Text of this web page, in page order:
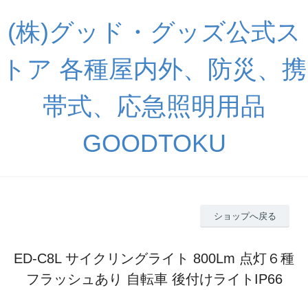
(株)グッド・グッズ公式ス
トア 各種屋内外、防災、携
帯式、応急照明用品
GOODTOKU
ショップへ戻る
ED-C8L サイクリングライト 800Lm 点灯６種
フラッシュあり 自転車 後付けライトIP66